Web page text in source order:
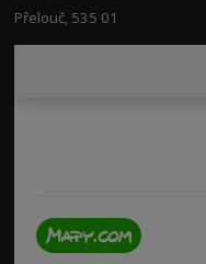
Přelouč, 535 01